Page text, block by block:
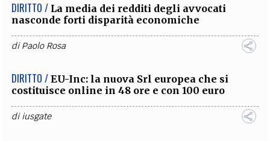
DIRITTO / La media dei redditi degli avvocati
nasconde forti disparità economiche
diPaolo Rosa
DIRITTO / EU-Inc: la nuova Srl europea che si
costituisce online in 48 ore e con 100 euro
diiusgate